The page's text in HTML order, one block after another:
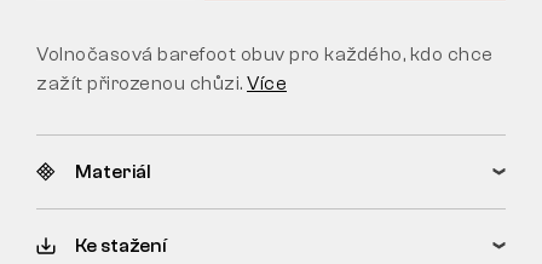
Volnočasová barefoot obuv pro každého, kdo chce
zažít přirozenou chůzi. Více
Materiál
Ke stažení